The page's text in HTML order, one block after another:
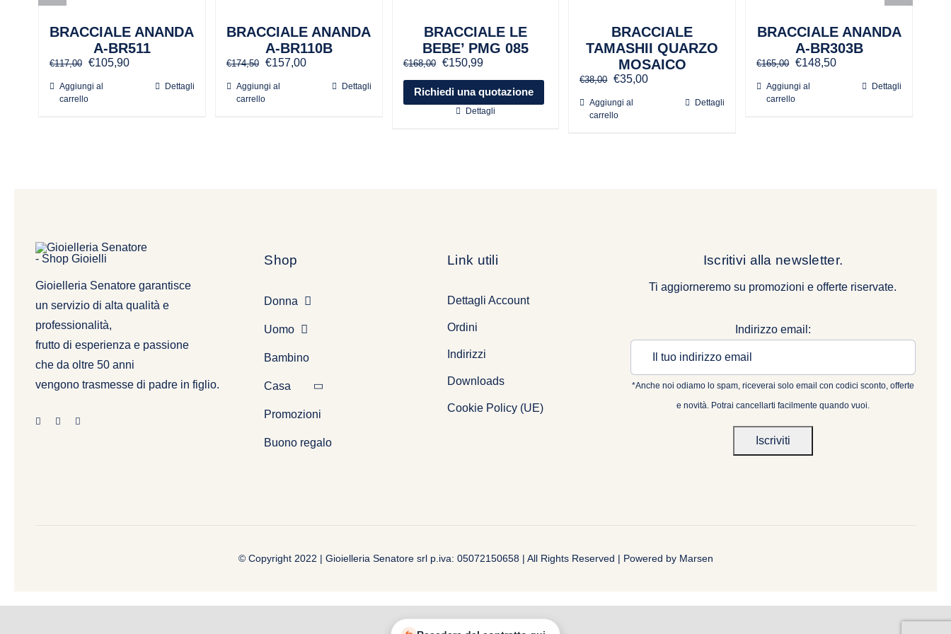
BRACCIALE ANANDA
A-BR511
€117,00
Il
originale
era:
€105,90Il
attuale
Aggiungi al
carrello
Dettagli
BRACCIALE ANANDA
A-BR110B
€174,50
Il
originale
era:
€157,00Il
attuale
Aggiungi al
carrello
Dettagli
BRACCIALE LE
BEBE’ PMG 085
€168,00
Il
originale
€168,00.
€150,99Il
attuale
è:
€150,99.
Richiedi una quotazione
Dettagli
BRACCIALE
TAMASHII QUARZO
MOSAICO
€38,00 Il
originale
era:
€35,00Il
Aggiungi al
carrello
Dettagli
BRACCIALE ANANDA
A-BR303B
€165,00 Il
originale
era:
€148,50Il
attuale
Aggiungi al
carrello
Dettagli
Gioielleria Senatore garantisce
un servizio di alta qualità e
professionalità,
frutto di esperienza e passione
che da oltre 50 anni
vengono trasmesse di padre in figlio.
Shop
Donna
Uomo
Bambino
Casa
Promozioni
Buono regalo
Link utili
Dettagli Account
Ordini
Indirizzi
Downloads
Cookie Policy (UE)
Iscritivi alla newsletter.
Ti aggiorneremo su promozioni e offerte riservate.
Indirizzo email:
*Anche noi odiamo lo spam, riceverai solo email con codici sconto, offerte
e novità. Potrai cancellarti facilmente quando vuoi.
© Copyright 2022 | Gioielleria Senatore srl p.iva: 05072150658 | All Rights Reserved | Powered by Marsen